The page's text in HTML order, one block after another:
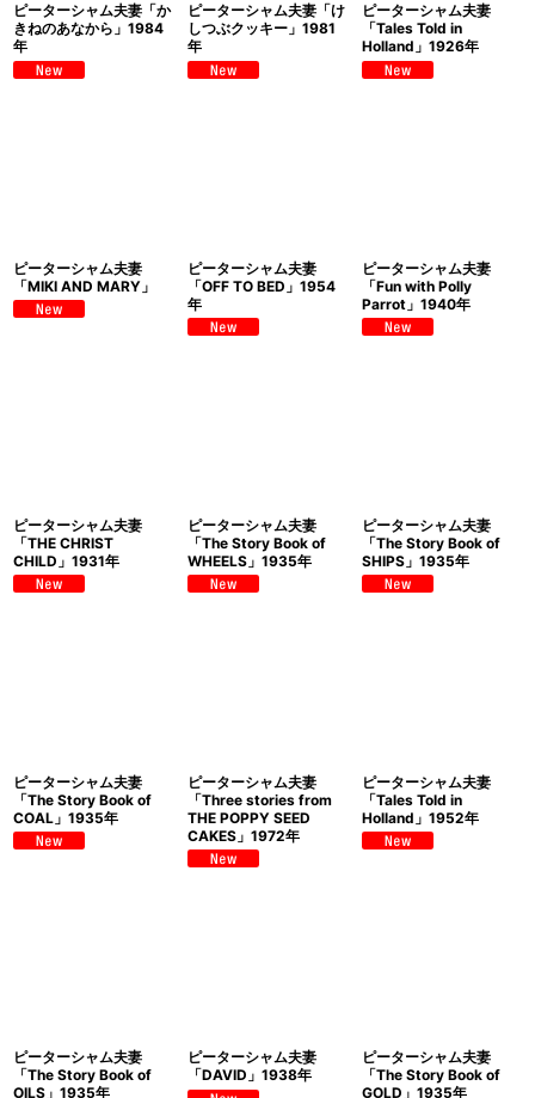
ピーターシャム夫妻「か
きねのあなから」1984
年
ピーターシャム夫妻「け
しつぶクッキー」1981
年
ピーターシャム夫妻
「Tales Told in
Holland」1926年
ピーターシャム夫妻
「MIKI AND MARY」
ピーターシャム夫妻
「OFF TO BED」1954
年
ピーターシャム夫妻
「Fun with Polly
Parrot」1940年
ピーターシャム夫妻
「THE CHRIST
CHILD」1931年
ピーターシャム夫妻
「The Story Book of
WHEELS」1935年
ピーターシャム夫妻
「The Story Book of
SHIPS」1935年
ピーターシャム夫妻
「The Story Book of
COAL」1935年
ピーターシャム夫妻
「Three stories from
THE POPPY SEED
CAKES」1972年
ピーターシャム夫妻
「Tales Told in
Holland」1952年
ピーターシャム夫妻
「The Story Book of
OILS」1935年
ピーターシャム夫妻
「DAVID」1938年
ピーターシャム夫妻
「The Story Book of
GOLD」1935年